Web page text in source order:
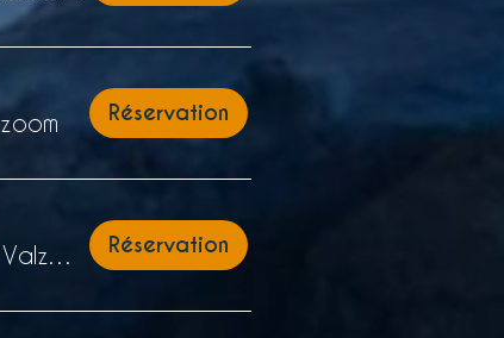
zoom Réservation
Valzergues Réservation